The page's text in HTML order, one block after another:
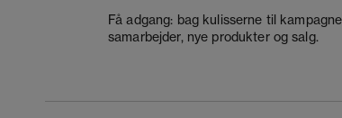
Få adgang: bag kulisserne til
samarbejder, nye produkter og salg.